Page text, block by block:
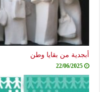
أبجدية من بقايا وطن
22/06/2025